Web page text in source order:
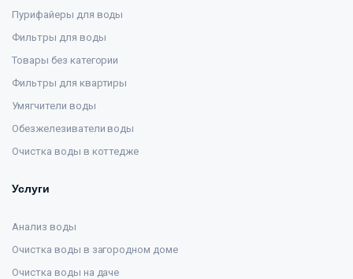
Пурифайеры для воды
Фильтры для воды
Товары без категории
Фильтры для квартиры
Умягчители воды
Обезжелезиватели воды
Очистка воды в коттедже
Услуги
Анализ воды
Очистка воды в загородном доме
Очистка воды на даче